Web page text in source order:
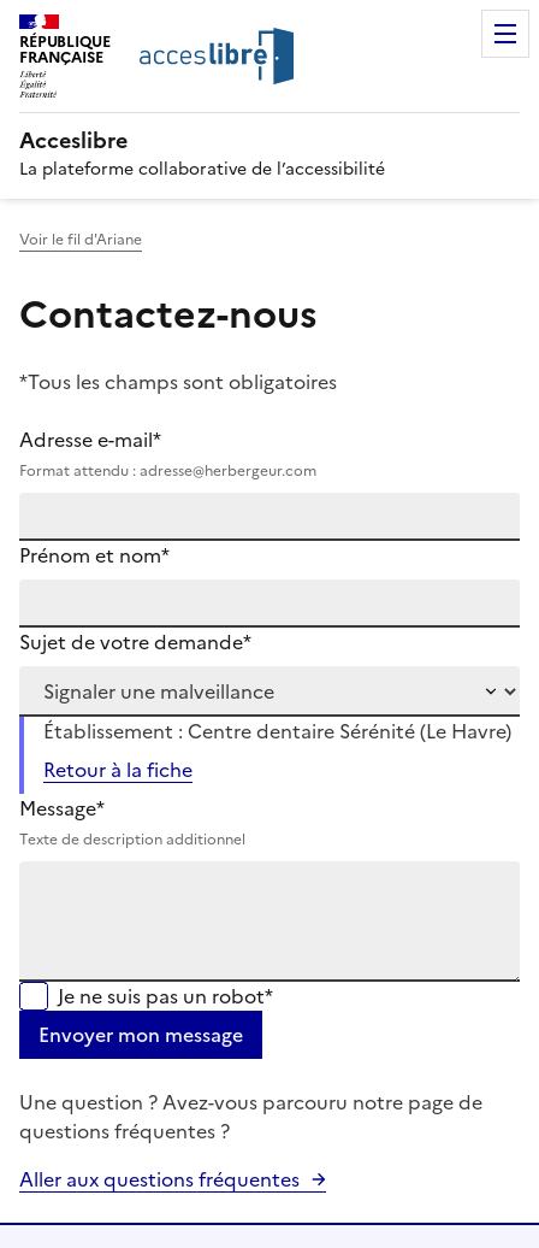
RÉPUBLIQUE
FRANÇAISE
Acceslibre
La plateforme collaborative de l’accessibilité
Voir le fil d'Ariane
Contactez-nous
*Tous les champs sont obligatoires
Adresse e-mail*
Format attendu : adresse@herbergeur.com
Prénom et nom*
Sujet de votre demande*
Établissement : Centre dentaire Sérénité (Le Havre)
Retour à la fiche
Message*
Texte de description additionnel
Je ne suis pas un robot*
Envoyer mon message
Une question ? Avez-vous parcouru notre page de
questions fréquentes ?
Aller aux questions fréquentes